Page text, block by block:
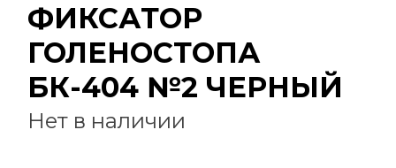
ФИКСАТОР
ГОЛЕНОСТОПА
БК-404 №2 ЧЕРНЫЙ
Нет в наличии